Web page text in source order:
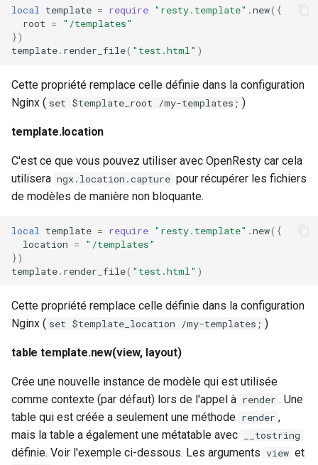
local template = require "resty.template" .new({
root =
"/templates"
})
template. render_file( "test.html" )
Cette propriété remplace celle définie dans la configuration
Nginx ( set $template_root /my-templates; )
template.location
C'est ce que vous pouvez utiliser avec OpenResty car cela
utilisera ngx.location.capture pour récupérer les fichiers
de modèles de manière non bloquante.
local template = require "resty.template" .new({
location =
"/templates"
})
template. render_file( "test.html" )
Cette propriété remplace celle définie dans la configuration
Nginx ( set $template_location /my-templates; )
table template.new(view, layout)
Crée une nouvelle instance de modèle qui est utilisée
comme contexte (par défaut) lors de l'appel à render . Une
table qui est créée a seulement une méthode render ,
mais la table a également une métatable avec
__tostring
définie. Voir l'exemple ci-dessous. Les arguments view et